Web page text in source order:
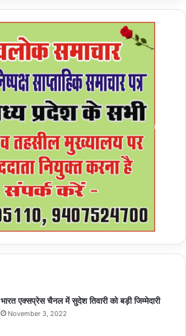
भारत एक्सप्रेस चैनल में सुदेश तिवारी को बड़ी जिम्मेदारी
November 3, 2022